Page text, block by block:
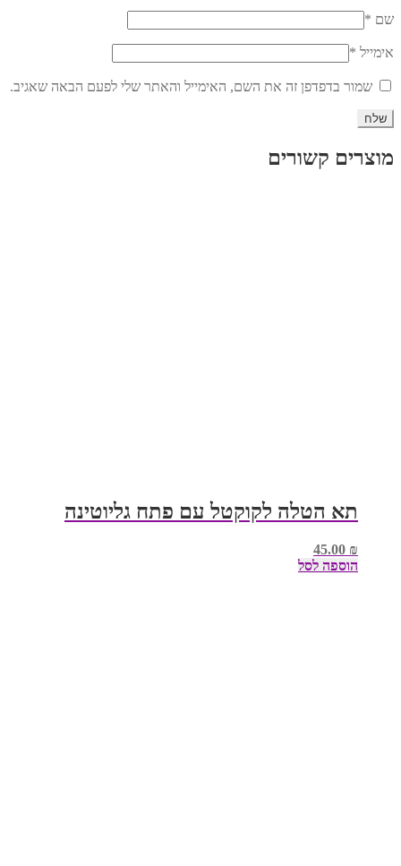
שם *
אימייל *
שמור בדפדפן זה את השם, האימייל והאתר שלי לפעם הבאה שאגיב.
מוצרים קשורים
תא הטלה לקוקטל עם פתח גליוטינה
₪
הוספה לסל